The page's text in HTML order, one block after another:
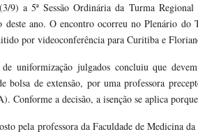
9) a 5ª Sessão Ordinária da Turma
deste ano. O encontro ocorreu no Plenário
por videoconferência para Curitiba e
uniformização julgados concluiu que
bolsa de extensão, por uma professora
Conforme a decisão, a isenção se aplica
pela professora da Faculdade de Medicina